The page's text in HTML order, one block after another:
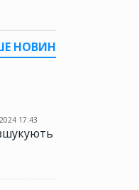
НОВИН
17:43